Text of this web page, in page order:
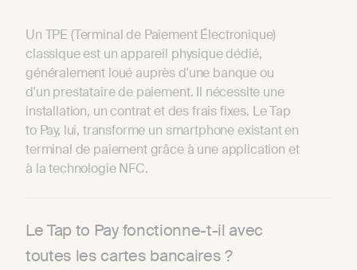
Un TPE (Terminal de Paiement Électronique)
classique est un appareil physique dédié,
généralement loué auprès d'une banque ou
d'un prestataire de paiement. Il nécessite une
installation, un contrat et des frais fixes. Le Tap
to Pay, lui, transforme un smartphone existant en
terminal de paiement grâce à une application et
à la technologie NFC.
Le Tap to Pay fonctionne-t-il avec
toutes les cartes bancaires ?